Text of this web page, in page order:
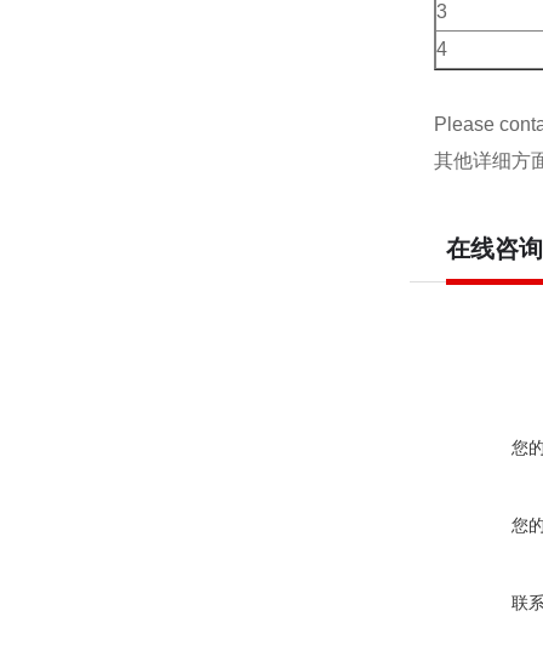
3
4
Please
其他详细方
在线咨询
您
您
联